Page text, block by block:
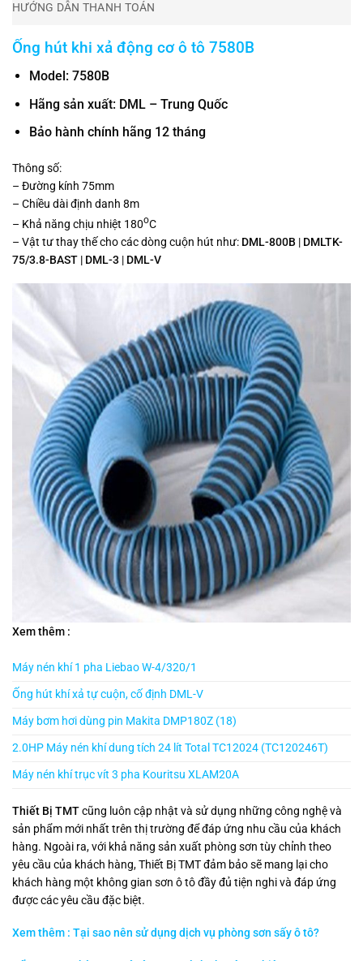
HƯỚNG DẪN THANH TOÁN
Ống hút khi xả động cơ ô tô 7580B
Model: 7580B
Hãng sản xuất: DML – Trung Quốc
Bảo hành chính hãng 12 tháng
Thông số:
– Đường kính 75mm
– Chiều dài định danh 8m
– Khả năng chịu nhiệt 180oC
– Vật tư thay thế cho các dòng cuộn hút như: DML-800B | DMLTK-
75/3.8-BAST | DML-3 | DML-V
Xem thêm :
Máy nén khí 1 pha Liebao W-4/320/1
Ống hút khí xả tự cuộn, cố định DML-V
Máy bơm hơi dùng pin Makita DMP180Z (18)
2.0HP Máy nén khí dung tích 24 lít Total TC12024 (TC120246T)
Máy nén khí trục vít 3 pha Kouritsu XLAM20A
Thiết Bị TMTcũng luôn cập nhật và sử dụng những công nghệ và
sản phẩm mới nhất trên thị trường để đáp ứng nhu cầu của khách
hàng. Ngoài ra, với khả năng sản xuất phòng sơn tùy chỉnh theo
yêu cầu của khách hàng, Thiết Bị TMT đảm bảo sẽ mang lại cho
khách hàng một không gian sơn ô tô đầy đủ tiện nghi và đáp ứng
được các yêu cầu đặc biệt.
Xem thêm : Tại sao nên sử dụng dịch vụ phòng sơn sấy ô tô?